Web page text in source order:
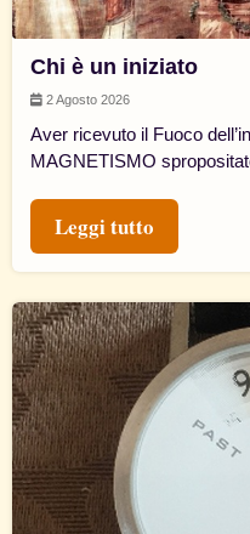
Chi è un iniziato
2 Agosto 2026
Aver ricevuto il Fuoco
MAGNETISMO
Leggi tutto